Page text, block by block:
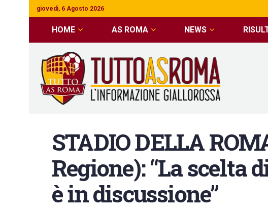
giovedì, 6 Agosto 2026
HOME AS ROMA NEWS
STADIO DELLA
Regione): “La scelta
è in discussione”